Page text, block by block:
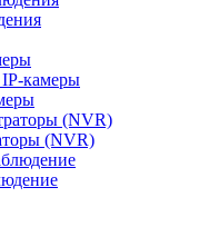
камеры
(NVR)